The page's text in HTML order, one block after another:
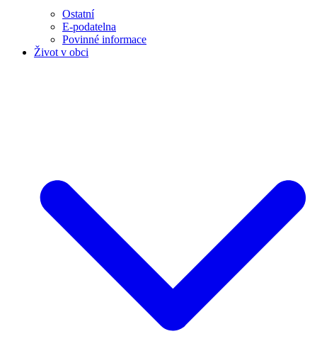
Ostatní
E-podatelna
Povinné informace
Život v obci